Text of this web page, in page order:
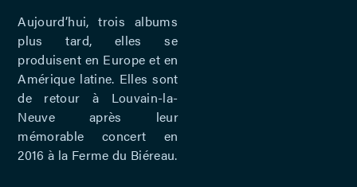
Aujourd’hui, trois albums
plus tard, elles se
produisent en Europe et en
Amérique latine. Elles sont
de retour à Louvain-la-
Neuve après leur
mémorable concert en
2016 à la Ferme du Biéreau.